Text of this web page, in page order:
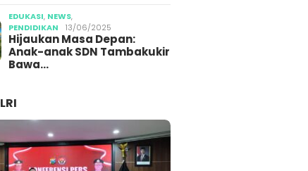
EDUKASI, NEWS,
PENDIDIKAN
13/06/2025
Hijaukan Masa Depan:
Anak-anak SDN Tambakukir
Bawa…